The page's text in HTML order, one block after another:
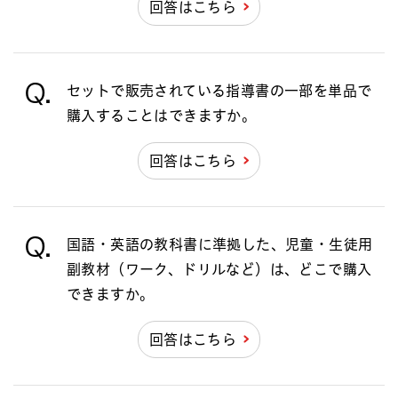
回答はこちら
Q.
セットで販売されている指導書の一部を単品で
購入することはできますか。
回答はこちら
Q.
国語・英語の教科書に準拠した、児童・生徒用
副教材（ワーク、ドリルなど）は、どこで購入
できますか。
回答はこちら